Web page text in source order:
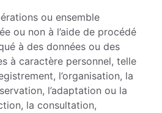
ou ensemble
ou non à l’aide de procédé
à des données ou des
à caractère personnel, telle
l’organisation, la
l’adaptation ou la
la consultation,